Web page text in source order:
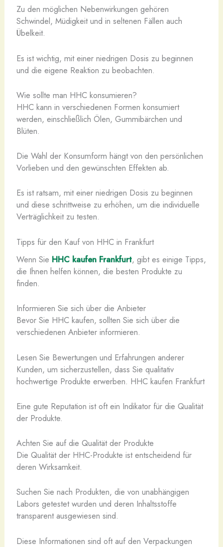
Zu den möglichen Nebenwirkungen gehören
Schwindel, Müdigkeit und in seltenen Fällen auch
Übelkeit.
Es ist wichtig, mit einer niedrigen Dosis zu beginnen
und die eigene Reaktion zu beobachten.
Wie sollte man HHC konsumieren?
HHC kann in verschiedenen Formen konsumiert
werden, einschließlich Ölen, Gummibärchen und
Blüten.
Die Wahl der Konsumform hängt von den persönlichen
Vorlieben und den gewünschten Effekten ab.
Es ist ratsam, mit einer niedrigen Dosis zu beginnen
und diese schrittweise zu erhöhen, um die individuelle
Verträglichkeit zu testen.
Tipps für den Kauf von HHC in Frankfurt
Wenn Sie HHC kaufen Frankfurt, gibt es einige Tipps,
die Ihnen helfen können, die besten Produkte zu
finden.
Informieren Sie sich über die Anbieter
Bevor Sie HHC kaufen, sollten Sie sich über die
verschiedenen Anbieter informieren.
Lesen Sie Bewertungen und Erfahrungen anderer
Kunden, um sicherzustellen, dass Sie qualitativ
hochwertige Produkte erwerben. HHC kaufen Frankfurt
Eine gute Reputation ist oft ein Indikator für die Qualität
der Produkte.
Achten Sie auf die Qualität der Produkte
Die Qualität der HHC-Produkte ist entscheidend für
deren Wirksamkeit.
Suchen Sie nach Produkten, die von unabhängigen
Labors getestet wurden und deren Inhaltsstoffe
transparent ausgewiesen sind.
Diese Informationen sind oft auf den Verpackungen